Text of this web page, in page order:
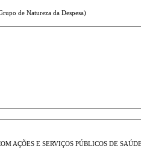
de Natureza da Despesa)
AÇÕES E SERVIÇOS PÚBLICOS DE